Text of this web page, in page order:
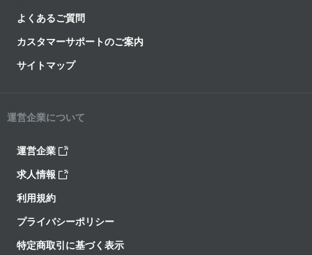
よくあるご質問
カスタマーサポートのご案内
サイトマップ
運営企業について
運営企業
求人情報
利用規約
プライバシーポリシー
特定商取引に基づく表示